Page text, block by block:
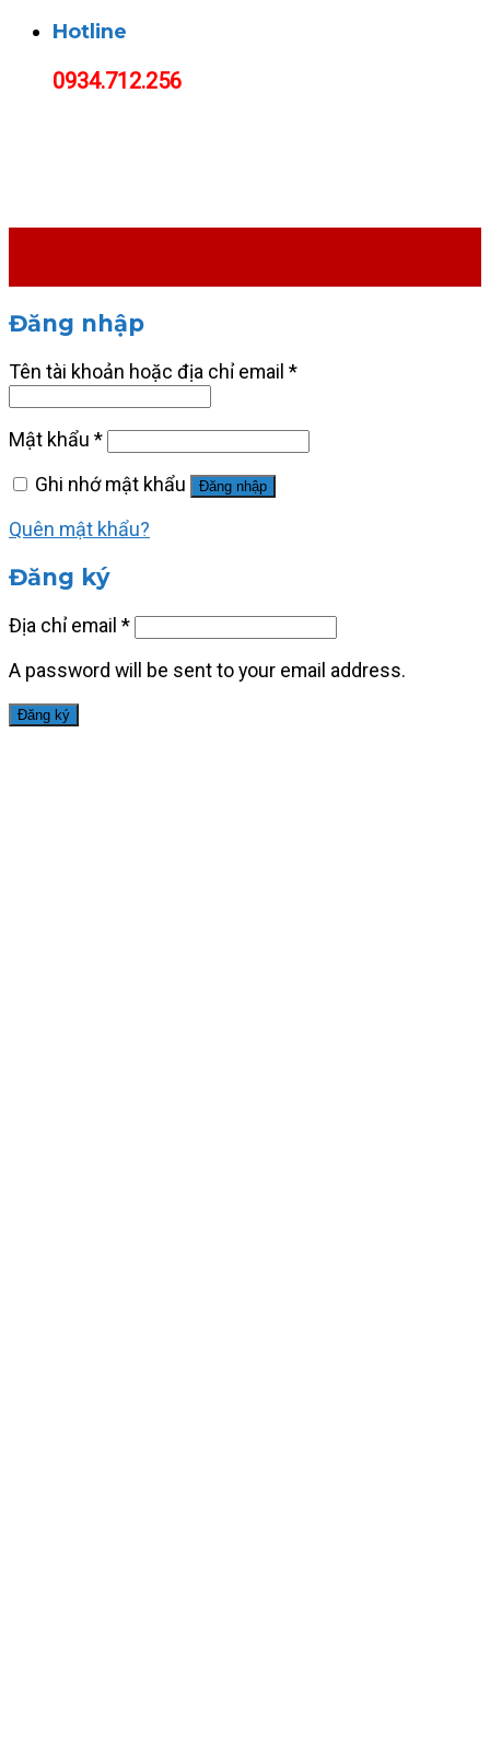
Hotline
0934.712.256
Đăng nhập
Tên tài khoản hoặc địa chỉ email *
Mật khẩu *
Ghi nhớ mật khẩu
Đăng nhập
Quên mật khẩu?
Đăng ký
Địa chỉ email *
A password will be sent to your email address.
Đăng ký